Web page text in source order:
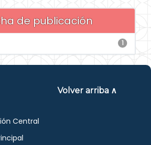
de publicación
1
Volver arriba ∧
Central